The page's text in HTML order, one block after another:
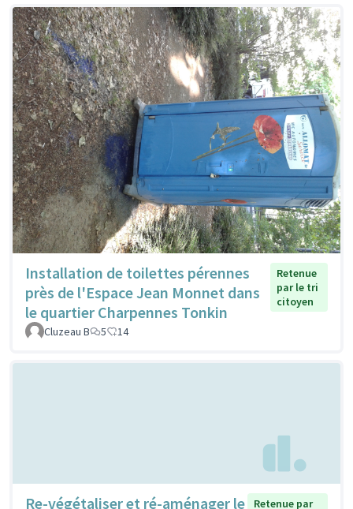
Installation de toilettes pérennes
près de l'Espace Jean Monnet dans
le quartier Charpennes Tonkin
Retenue
par le tri
citoyen
Cluzeau B 5 14
Re-végétaliser et ré-aménager le Retenue par